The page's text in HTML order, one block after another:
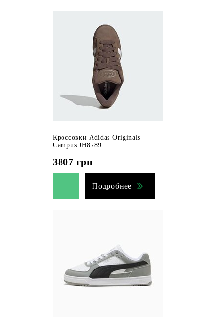
Кроссовки Adidas Originals
Campus JH8789
3807 грн
Подробнее